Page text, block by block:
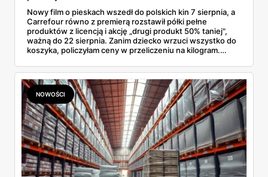
Nowy film o pieskach wszedł do polskich kin 7 sierpnia, a
Carrefour równo z premierą rozstawił półki pełne
produktów z licencją i akcję „drugi produkt 50% taniej",
ważną do 22 sierpnia. Zanim dziecko wrzuci wszystko do
koszyka, policzyłam ceny w przeliczeniu na kilogram.
prawie 140 zł za kilogram, ale lody do mrożenia i rurki
waflowe bronią się nawet bez rabatu.
NOWOŚCI